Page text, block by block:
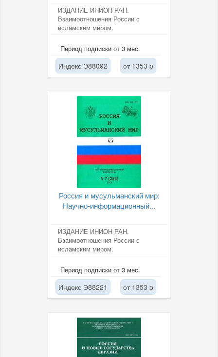
ИЗДАНИЕ ИНИОН РАН.
Взаимоотношения России с
исламским миром.
Период подписки от 3 мес.
Индекс Э88092 от 1353 p
Россия и мусульманский мир:
Научно-информационный...
ИЗДАНИЕ ИНИОН РАН.
Взаимоотношения России с
исламским миром.
Период подписки от 3 мес.
Индекс Э88221 от 1353 p